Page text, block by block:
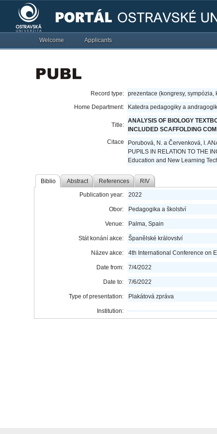
Welcome Applicants
Record type: prezentace (kongresy, sympózia,
Home Department:
Katedra pedagogiky a
Title:
ANALYSIS OF BIOLOGY
INCLUDED SCAFFOLDING
Citace
Porubová, N. a Červenková, I.
PUPILS IN RELATION TO THE
Education and New Learning
Biblio Abstract References RIV
Publication year: 2022
Obor: Pedagogika a školství
Venue: Palma, Spain
Stát konání akce: Španělské království
Název akce: 4th International Conference on
Date from: 7/4/2022
Date to: 7/6/2022
Type of presentation: Plakátová zpráva
Institution: